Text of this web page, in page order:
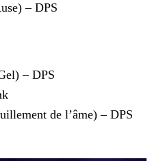
– DPS
– DPS
de l’âme) – DPS